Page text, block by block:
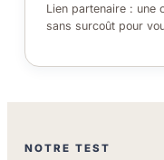
Lien partenaire : une
sans surcoût pour
NOTRE TEST